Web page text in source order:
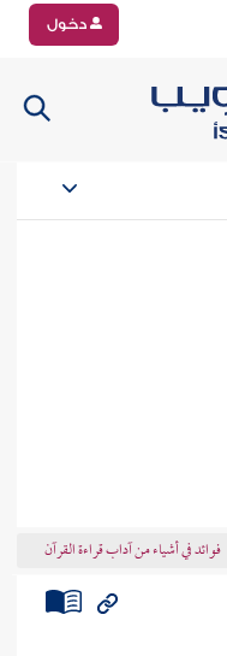
دخول
فوائد في أشياء من آداب قراءة القرآن